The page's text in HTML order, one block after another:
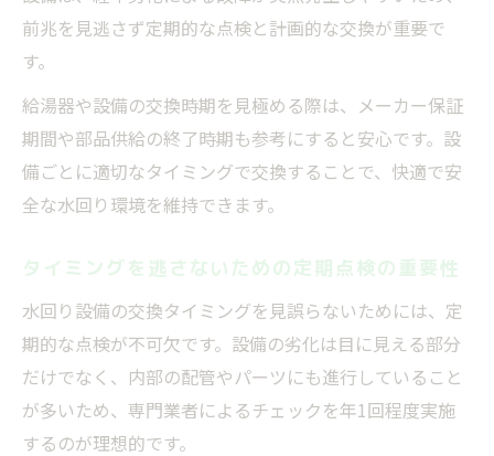
前兆を見逃さず定期的な点検と計画的な交換が重要で
す。
給湯器や設備の交換時期を見極める際は、メーカー保証
期間や部品供給の終了時期も参考にすると安心です。設
備ごとに適切なタイミングで交換することで、快適で安
全な水回り環境を維持できます。
タイミングを逃さないための定期点検の重要性
水回り設備の交換タイミングを見誤らないためには、定
期的な点検が不可欠です。設備の劣化は目に見える部分
だけでなく、内部の配管やパーツにも進行していること
が多いため、専門業者によるチェックを年1回程度実施
するのが理想的です。